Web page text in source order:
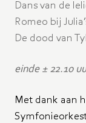
Dans van de
Romeo bij
De dood van
einde ± 22.10
Met dank aan